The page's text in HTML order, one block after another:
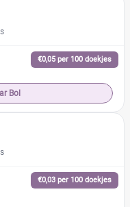
€0,05 per 100 doekjes
Bol
€0,03 per 100 doekjes